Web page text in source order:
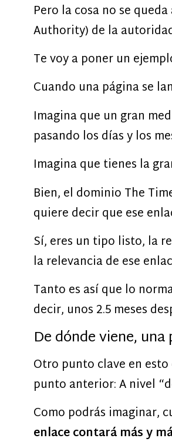
Pero la cosa no se
Authority) de la
Te voy a poner un
Cuando una página se
Imagina que un gran
pasando los días y los
Imagina que tienes la
Bien, el dominio The
quiere decir que ese
Sí, eres un tipo listo, la
la relevancia de ese
Tanto es así que lo
decir, unos 2.5 meses
De dónde viene,
Otro punto clave en
punto anterior: A nivel
Como podrás imaginar,
enlace contará más y